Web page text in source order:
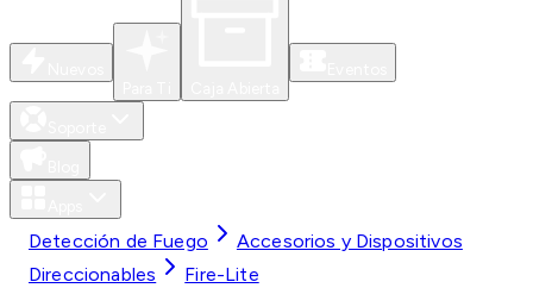
Detección de Fuego
Accesorios y Dispositivos
Direccionables
Fire-Lite